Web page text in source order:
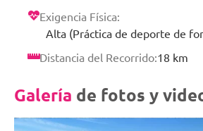
Exigencia Física:
Alta (Práctica de deporte de
Distancia del Recorrido:18 km
Galería de fotos y